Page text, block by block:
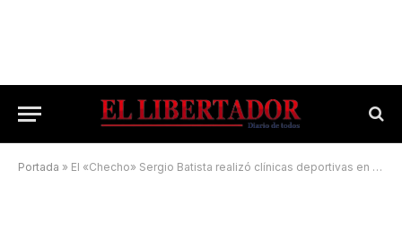
Portada » El «Checho» Sergio Batista realizó clínicas deportivas en el Interior